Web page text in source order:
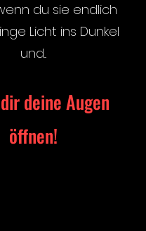
du sie endlich
Licht ins Dunkel
und...
deine Augen
öffnen!